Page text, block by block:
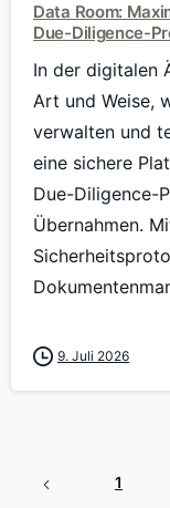
Data Room:
Due-Diligence-
In der digitalen
Art und Weise,
verwalten und
eine sichere
Due-Diligence-
Übernahmen.
9. Juli 2026
1